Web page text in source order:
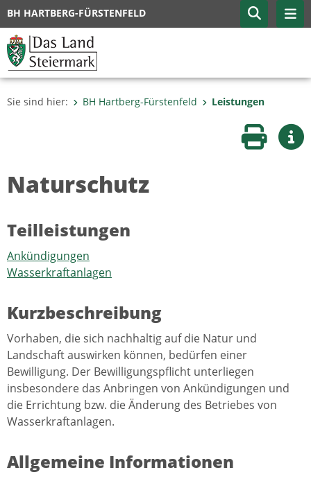
BH HARTBERG-FÜRSTENFELD
Sie sind hier: BH Hartberg-Fürstenfeld Leistungen
Seite
Naturschutz
Teilleistungen
Ankündigungen
Wasserkraftanlagen
Kurzbeschreibung
Vorhaben, die sich nachhaltig auf die Natur und
Landschaft auswirken können, bedürfen einer
Bewilligung. Der Bewilligungspflicht unterliegen
insbesondere das Anbringen von Ankündigungen und
die Errichtung bzw. die Änderung des Betriebes von
Wasserkraftanlagen.
Allgemeine Informationen